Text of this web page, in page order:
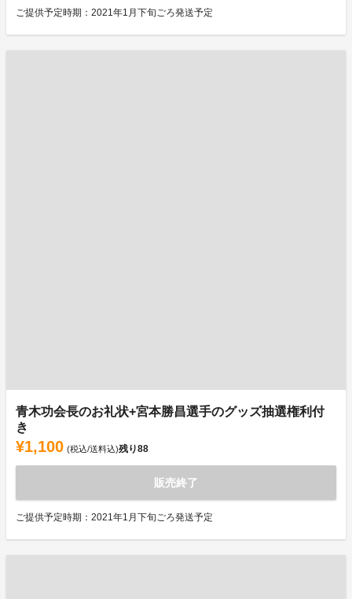
ご提供予定時期：2021年1月下旬ごろ発送予定
青木功会長のお礼状+宮本勝昌選手のグッズ抽選権利付
き
¥1,100 (税込/送料込)残り88
販売終了
ご提供予定時期：2021年1月下旬ごろ発送予定